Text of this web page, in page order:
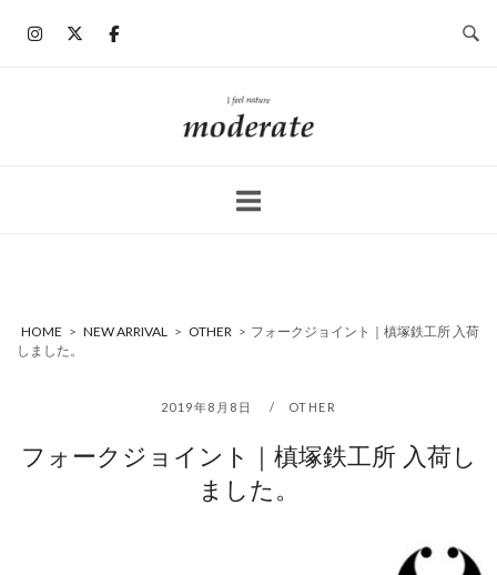
ホ
ー
HOME > NEW ARRIVAL > OTHER > フォークジョイント｜槙塚鉄工所 入荷
しました。
2019年8月8日 OTHER
フォークジョイント｜槙塚鉄工所 入荷し
ました。